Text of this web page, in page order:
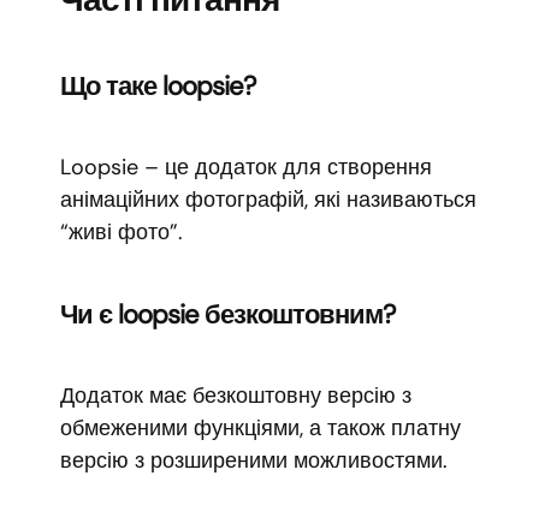
Що таке loopsie?
Loopsie – це додаток для створення
анімаційних фотографій, які називаються
“живі фото”.
Чи є loopsie безкоштовним?
Додаток має безкоштовну версію з
обмеженими функціями, а також платну
версію з розширеними можливостями.